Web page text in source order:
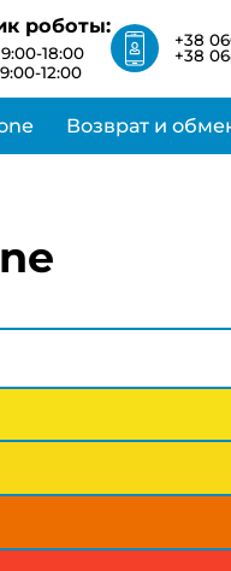
роботы:
18:00
12:00
+38
+38
Возврат и